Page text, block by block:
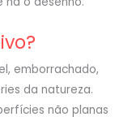
emborrachado,
da natureza.
não planas